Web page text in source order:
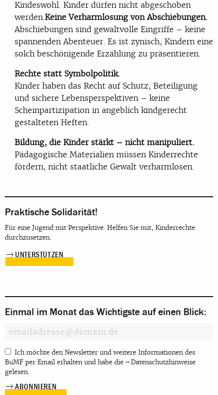
Kindeswohl. Kinder dürfen nicht abgeschoben
werden.Keine Verharmlosung von Abschiebungen.
Abschiebungen sind gewaltvolle Eingriffe – keine
spannenden Abenteuer. Es ist zynisch, Kindern eine
solch beschönigende Erzählung zu präsentieren.
Rechte statt Symbolpolitik.
Kinder haben das Recht auf Schutz, Beteiligung
und sichere Lebensperspektiven – keine
Scheinpartizipation in angeblich kindgerecht
gestalteten Heften.
Bildung, die Kinder stärkt – nicht manipuliert.
Pädagogische Materialien müssen Kinderrechte
fördern, nicht staatliche Gewalt verharmlosen.
Praktische Solidarität!
Für eine Jugend mit Perspektive. Helfen Sie mit, Kinderrechte
durchzusetzen.
UNTERSTÜTZEN
Einmal im Monat das Wichtigste auf einen Blick:
Ich möchte den Newsletter und weitere Informationen des
BuMF per Email erhalten und habe die
Datenschutzhinweise
gelesen.